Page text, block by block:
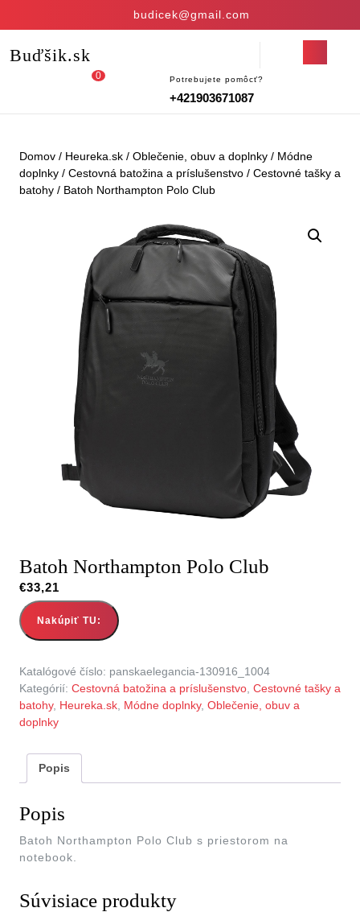
budicek@gmail.com
Buďšik.sk
Button
0 Potrebujete pomôcť?
+421903671087
Domov / Heureka.sk / Oblečenie, obuv a doplnky / Módne
doplnky / Cestovná batožina a príslušenstvo / Cestovné tašky a
batohy / Batoh Northampton Polo Club
Batoh Northampton Polo Club
€33,21
Nakúpiť TU:
Katalógové číslo: panskaelegancia-130916_1004
Kategórií: Cestovná batožina a príslušenstvo Cestovné tašky a
batohy, Heureka.sk Módne doplnky, Oblečenie, obuv a
doplnky
Popis
Popis
Batoh Northampton Polo Club s priestorom na
notebook.
Súvisiace produkty